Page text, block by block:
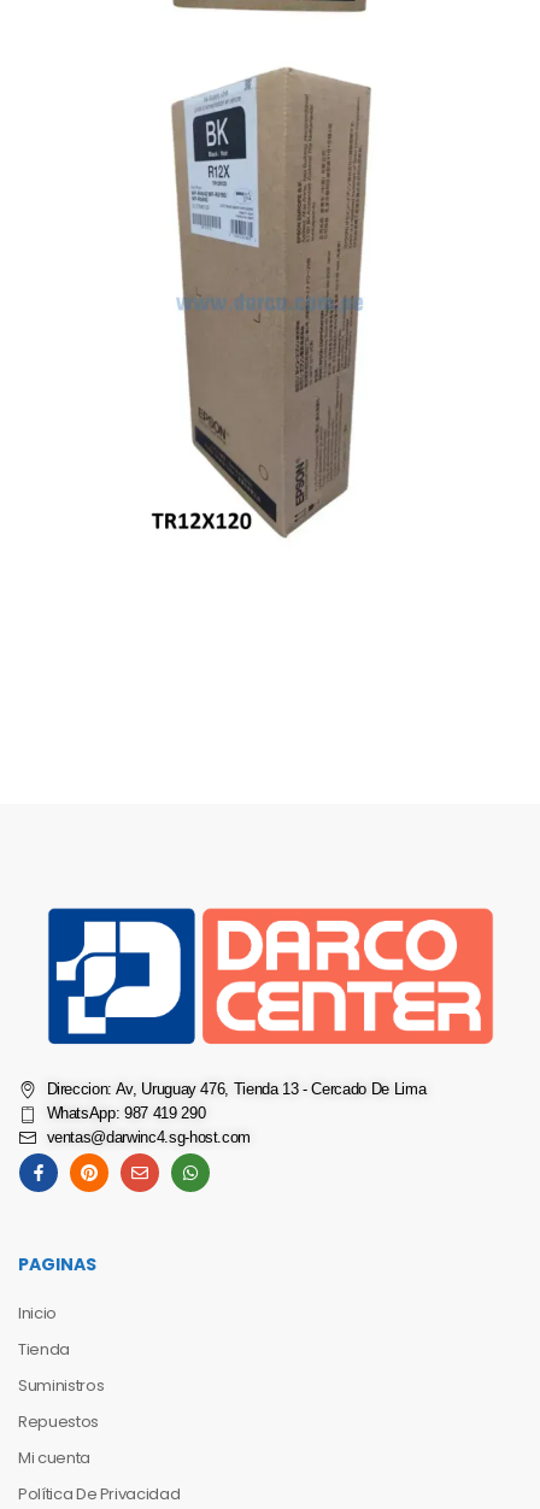
Direccion: Av, Uruguay 476, Tienda 13 - Cercado De Lima
WhatsApp: 987 419 290
ventas@darwinc4.sg-host.com
PAGINAS
Inicio
Tienda
Suministros
Repuestos
Mi cuenta
Política De Privacidad